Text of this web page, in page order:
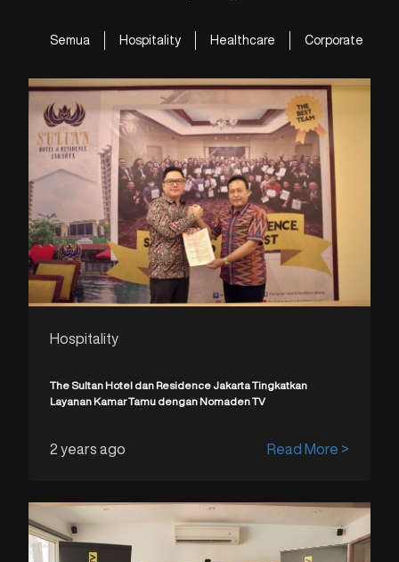
Semua Hospitality Healthcare Corporate
Hospitality
The Sultan Hotel dan Residence Jakarta Tingkatkan
Layanan Kamar Tamu dengan Nomaden TV
2 years ago Read More >